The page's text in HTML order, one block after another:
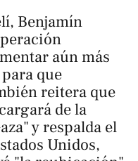
Benjamín
aún más
que
reitera que
de la
y respalda el
Unidos,